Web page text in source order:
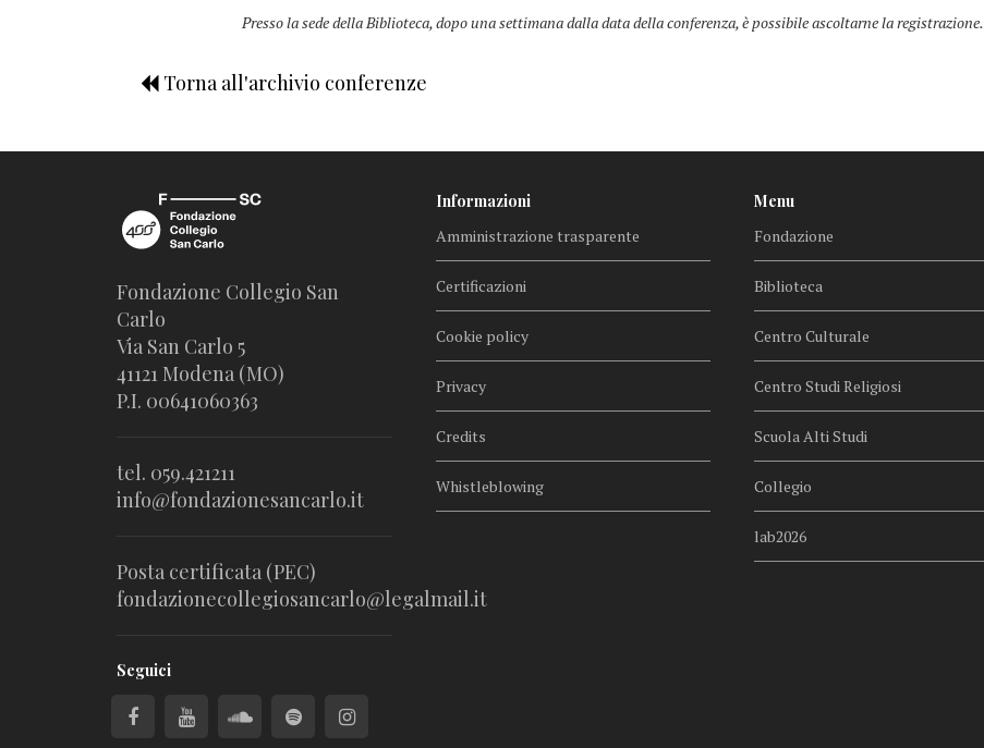
Presso la sede della Biblioteca, dopo una settimana dalla data della conferenza, è possibile ascoltarne la registrazione.
Torna all'archivio conferenze
Fondazione Collegio San
Carlo
Via San Carlo 5
41121 Modena (MO)
P.I. 00641060363
tel. 059.421211
info@fondazionesancarlo.it
Posta certificata (PEC)
fondazionecollegiosancarlo@legalmail.it
Seguici
Informazioni
Amministrazione trasparente
Certificazioni
Cookie policy
Privacy
Credits
Whistleblowing
Menu
Fondazione
Biblioteca
Centro Culturale
Centro Studi Religiosi
Scuola Alti Studi
Collegio
lab2026